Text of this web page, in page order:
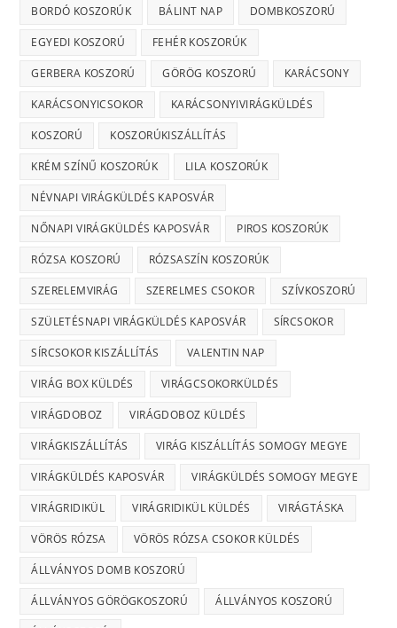
BORDÓ KOSZORÚK BÁLINT NAP DOMBKOSZORÚ
EGYEDI KOSZORÚ FEHÉR KOSZORÚK
GERBERA KOSZORÚ GÖRÖG KOSZORÚ KARÁCSONY
KARÁCSONYICSOKOR KARÁCSONYIVIRÁGKÜLDÉS
KOSZORÚ KOSZORÚKISZÁLLÍTÁS
KRÉM SZÍNŰ KOSZORÚK LILA KOSZORÚK
NÉVNAPI VIRÁGKÜLDÉS KAPOSVÁR
NŐNAPI VIRÁGKÜLDÉS KAPOSVÁR PIROS KOSZORÚK
RÓZSA KOSZORÚ RÓZSASZÍN KOSZORÚK
SZERELEMVIRÁG SZERELMES CSOKOR SZÍVKOSZORÚ
SZÜLETÉSNAPI VIRÁGKÜLDÉS KAPOSVÁR SÍRCSOKOR
SÍRCSOKOR KISZÁLLÍTÁS VALENTIN NAP
VIRÁG BOX KÜLDÉS VIRÁGCSOKORKÜLDÉS
VIRÁGDOBOZ VIRÁGDOBOZ KÜLDÉS
VIRÁGKISZÁLLÍTÁS VIRÁG KISZÁLLÍTÁS SOMOGY MEGYE
VIRÁGKÜLDÉS KAPOSVÁR VIRÁGKÜLDÉS SOMOGY MEGYE
VIRÁGRIDIKÜL VIRÁGRIDIKÜL KÜLDÉS VIRÁGTÁSKA
VÖRÖS RÓZSA VÖRÖS RÓZSA CSOKOR KÜLDÉS
ÁLLVÁNYOS DOMB KOSZORÚ
ÁLLVÁNYOS GÖRÖGKOSZORÚ ÁLLVÁNYOS KOSZORÚ